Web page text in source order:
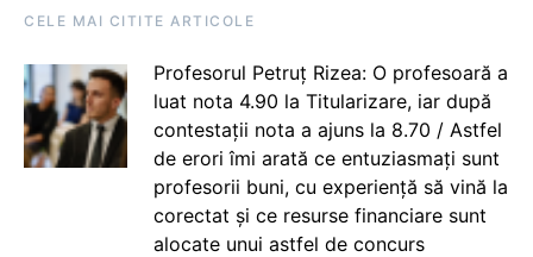
CELE MAI CITITE ARTICOLE
Profesorul Petruț Rizea: O profesoară a
luat nota 4.90 la Titularizare, iar după
contestații nota a ajuns la 8.70 / Astfel
de erori îmi arată ce entuziasmați sunt
profesorii buni, cu experiență să vină la
corectat și ce resurse financiare sunt
alocate unui astfel de concurs